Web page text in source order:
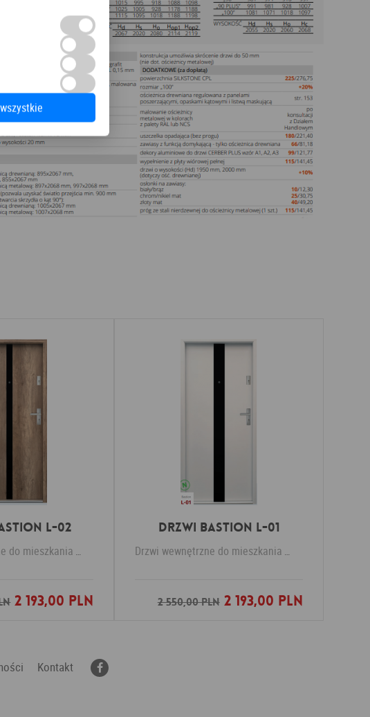
L-02
do mieszkania
2 193,00 PLN
ulubionych
Drzwi Bastion L-01
Drzwi wewnętrzne do mieszkania
2 550,00 PLN2 193,00 PLN
Dodaj do ulubionych
Kontakt